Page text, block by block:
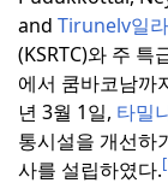
and Tirunelv일
(KSRTC)와 주 특
에서 쿰바코남까
년 3월 1일, 타밀
통시설을 개선하
사를 설립하였다.